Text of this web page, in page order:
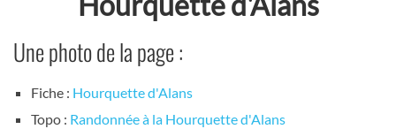
Une photo de la page :
Fiche : Hourquette d'Alans
Topo : Randonnée à la Hourquette d'Alans